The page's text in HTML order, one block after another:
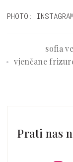
PHOTO:
sofia
vjenčane
Prati nas